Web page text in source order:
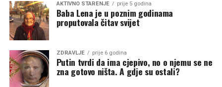
AKTIVNO STARENJE prije 5 godina
Baba Lena je u poznim godinama
proputovala čitav svijet
ZDRAVLJE prije 6 godina
Putin tvrdi da ima cjepivo, no o njemu se ne
zna gotovo ništa. A gdje su ostali?